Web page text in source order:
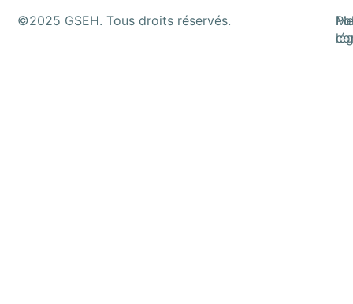
©2025 GSEH. Tous droits réservés.